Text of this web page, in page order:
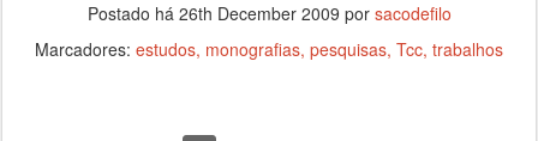
Postado há 26th December 2009 por sacodefilo
Marcadores: estudos monografias pesquisas Tcc trabalhos